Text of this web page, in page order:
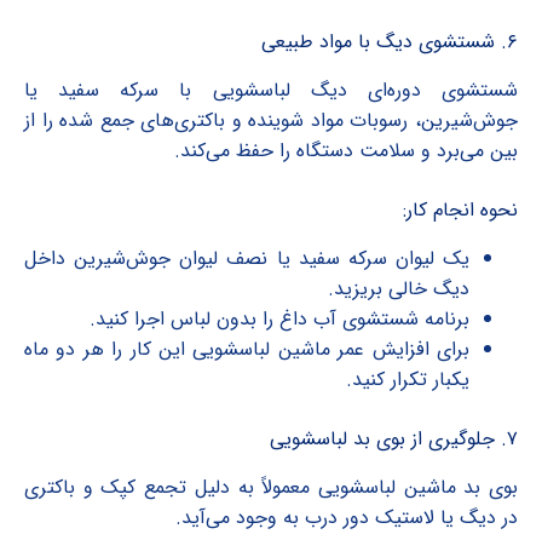
۶. شستشوی دیگ با مواد طبیعی
شستشوی دوره‌ای دیگ لباسشویی با سرکه سفید یا
جوش‌شیرین، رسوبات مواد شوینده و باکتری‌های جمع شده را از
بین می‌برد و سلامت دستگاه را حفظ می‌کند.
نحوه انجام کار:
یک لیوان سرکه سفید یا نصف لیوان جوش‌شیرین داخل
دیگ خالی بریزید.
برنامه شستشوی آب داغ را بدون لباس اجرا کنید.
برای افزایش عمر ماشین لباسشویی این کار را هر دو ماه
یکبار تکرار کنید.
۷. جلوگیری از بوی بد لباسشویی
بوی بد ماشین لباسشویی معمولاً به دلیل تجمع کپک و باکتری
در دیگ یا لاستیک دور درب به وجود می‌آید.